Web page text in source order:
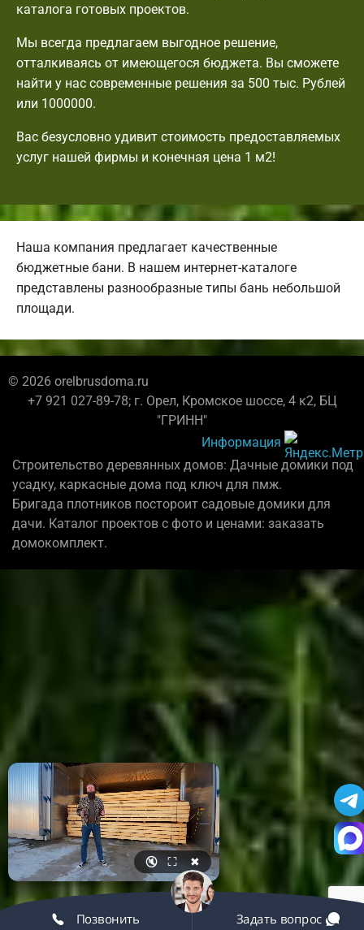
каталога готовых проектов.
Мы всегда предлагаем выгодное решение,
отталкиваясь от имеющегося бюджета. Вы сможете
найти у нас современные решения за 500 тыс. Рублей
или 1000000.
Вас безусловно удивит стоимость предоставляемых
услуг нашей фирмы и конечная цена 1 м2!
Наша компания предлагает качественные
бюджетные бани. В нашем интернет-каталоге
представлены разнообразные типы бань небольшой
площади.
© 2026 orelbrusdoma.ru
+7 921 027-89-78; г. Орел, Кромское шоссе, 4 к2, БЦ
"ГРИНН"
Информация
Строительство деревянных домов: Дачные домики под
усадку, каркасные дома под ключ для пмж.
Бригада плотников постороит садовые домики для
дачи. Каталог проектов с фото и ценами: заказать
домокомплект.
🔇 ⛶ ✖
Позвонить Задать вопрос